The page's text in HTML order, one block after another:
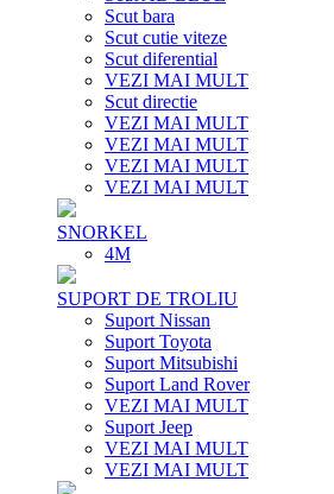
Scut bara
Scut cutie viteze
Scut diferential
VEZI MAI MULT
Scut directie
VEZI MAI MULT
VEZI MAI MULT
VEZI MAI MULT
VEZI MAI MULT
SNORKEL
4M
SUPORT DE TROLIU
Suport Nissan
Suport Toyota
Suport Mitsubishi
Suport Land Rover
VEZI MAI MULT
Suport Jeep
VEZI MAI MULT
VEZI MAI MULT